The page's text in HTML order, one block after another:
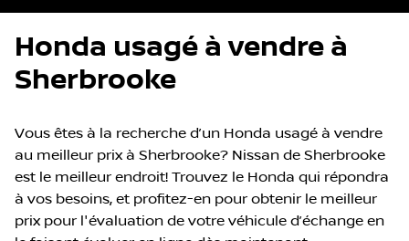
Honda usagé à vendre à
Sherbrooke
Vous êtes à la recherche d’un Honda usagé à vendre
au meilleur prix à Sherbrooke? Nissan de Sherbrooke
est le meilleur endroit! Trouvez le Honda qui répondra
à vos besoins, et profitez-en pour obtenir le meilleur
prix pour l'évaluation de votre véhicule d’échange en